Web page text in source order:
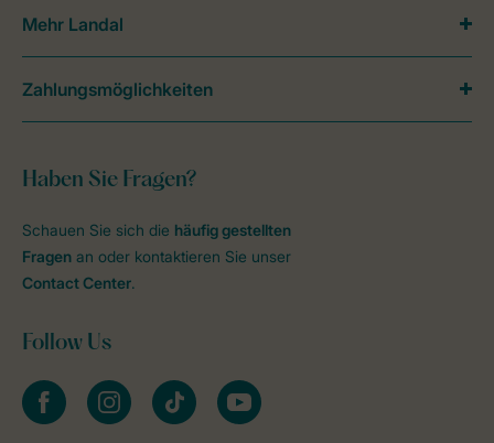
Haben Sie Fragen?
Schauen Sie sich die häufig gestellten
Fragen an oder kontaktieren Sie unser
Contact Center.
Follow Us
facebookinstagramtiktok youtube
Mehr Landal
Zahlungsmöglichkeiten